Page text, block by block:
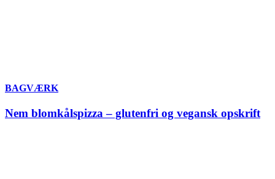
BAGVÆRK
Nem blomkålspizza – glutenfri og vegansk opskrift